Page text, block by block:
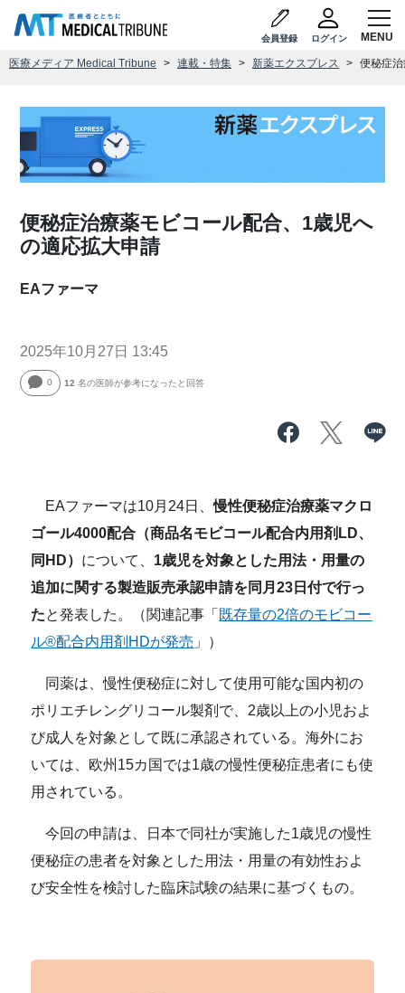
会員登録 ログイン
医療メディア Medical Tribune 連載・特集 新薬エクスプレス 便秘症
便秘症治療薬モビコール配合、1歳児へ
の適応拡大申請
EAファーマ
2025年10月27日 13:45
0 12 名の医師が参考になったと回答
EAファーマは10月24日、慢性便秘症治療薬マクロ
ゴール4000配合（商品名モビコール配合内用剤LD、
同HD） について、 1歳児を対象とした用法・用量の
追加に関する製造販売承認申請を同月23日付で行っ
たと発表した。（関連記事「 既存量の2倍のモビコー
ル®配合内用剤HDが発売 」）
同薬は、慢性便秘症に対して使用可能な国内初の
ポリエチレングリコール製剤で、2歳以上の小児およ
び成人を対象として既に承認されている。海外にお
いては、欧州15カ国では1歳の慢性便秘症患者にも使
用されている。
今回の申請は、日本で同社が実施した1歳児の慢性
便秘症の患者を対象とした用法・用量の有効性およ
び安全性を検討した臨床試験の結果に基づくもの。